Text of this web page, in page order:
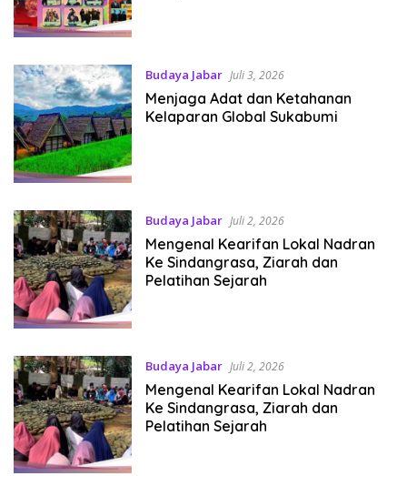
Budaya Jabar Juli 3, 2026
Menjaga Adat dan Ketahanan
Kelaparan Global Sukabumi
Budaya Jabar Juli 2, 2026
Mengenal Kearifan Lokal Nadran
Ke Sindangrasa, Ziarah dan
Pelatihan Sejarah
Budaya Jabar Juli 2, 2026
Mengenal Kearifan Lokal Nadran
Ke Sindangrasa, Ziarah dan
Pelatihan Sejarah